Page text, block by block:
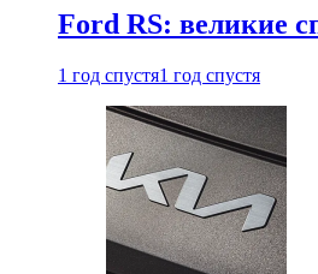
Ford RS: великие
1 год спустя1 год спустя